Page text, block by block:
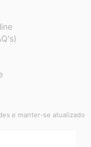
e manter-se atualizado